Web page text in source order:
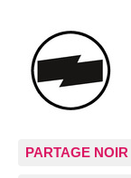
PARTAGE NOIR